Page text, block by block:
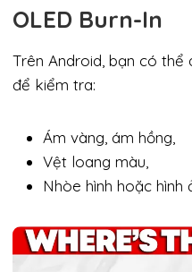
OLED Burn-In
Trên Android, bạn có thể
để kiểm tra:
Ám vàng, ám hồng,
Vệt loang màu,
Nhòe hình hoặc hình